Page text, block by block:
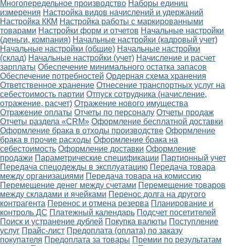
Многопередельное производство Наборы единиц
измерения Настройка видов начислений и удержаний
Настройка ККМ Настройка работы с маркированными
товарами Настройки форм и отчетов Начальные настройки
(деньги, компания) Начальные настройки (кадровый учет)
Начальные настройки (общие) Начальные настройки
(склад) Начальные настройки (учет) Начисление и расчет
зарплаты Обеспечение минимального остатка запасов
Обеспечение потребностей Ордерная схема хранения
Ответственное хранение Отнесение транспортных услуг на
себестоимость партии Отпуск сотрудника (начисление,
отражение, расчет) Отражение нового имущества
Отражение оплаты Отчеты по персоналу Отчеты продаж
Отчеты раздела «CRM» Оформление бесплатной доставки
Оформление брака в отходы производстве Оформление
брака в прочие расходы Оформление брака на
себестоимость Оформление доставки Оформление
продажи Параметрические спецификации Партионный учет
Передача спецодежды в эксплуатацию Передача товара
между организациями Передача товара на комиссию
Перемещение денег между счетами Перемещение товаров
между складами и ячейками Перенос долга на другого
контрагента Перенос и отмена резерва Планирование и
контроль ДС Платежный календарь Подсчет посетителей
Поиск и устранение дублей Покупка валюты Поступление
услуг Прайс-лист Предоплата (оплата) по заказу
покупателя Предоплата за товары Премии по результатам